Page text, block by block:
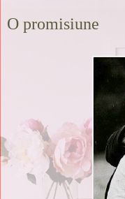
O promisiune